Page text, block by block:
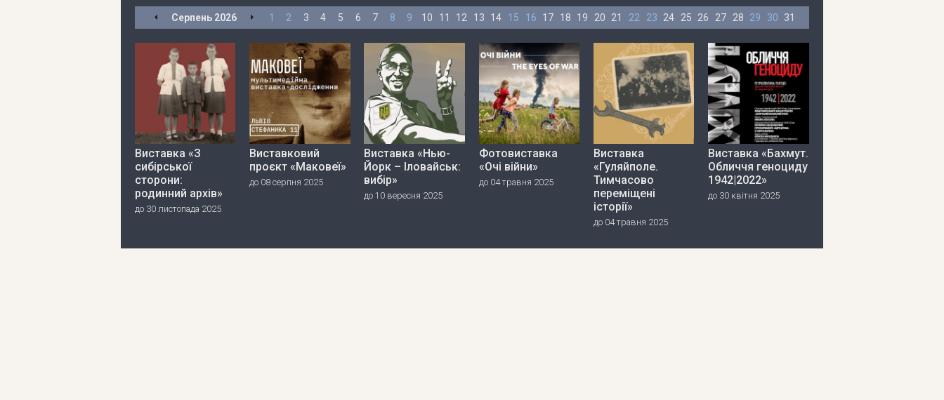
Серпень 2026 1 2 3 4 5 6 7 8 9 10 11 12 13 14 15 16 17 18 19 20 21 22 23 24 25 26 27 28 29 30 31
Виставка «З
сибірської
сторони:
родинний архів»
до 30 листопада 2025
Виставковий
проєкт «Маковеї»
до 08 серпня 2025
Виставка «Нью-
Йорк – Іловайськ:
вибір»
до 10 вересня 2025
Фотовиставка
«Очі війни»
до 04 травня 2025
Виставка
«Гуляйполе.
Тимчасово
переміщені
історії»
до 04 травня 2025
Виставка «Бахмут.
Обличчя геноциду
1942|2022»
до 30 квітня 2025